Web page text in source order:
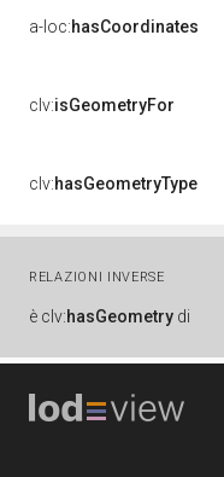
a-loc:hasCoordinates
clv:isGeometryFor
clv:hasGeometryType
RELAZIONI INVERSE
è clv:hasGeometry di